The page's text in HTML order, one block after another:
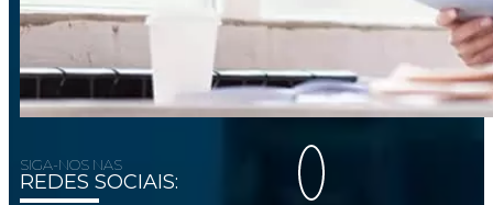
SIGA-NOS NAS
REDES SOCIAIS: